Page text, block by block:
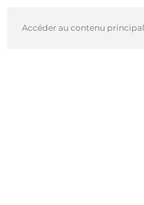
Accéder au contenu principal